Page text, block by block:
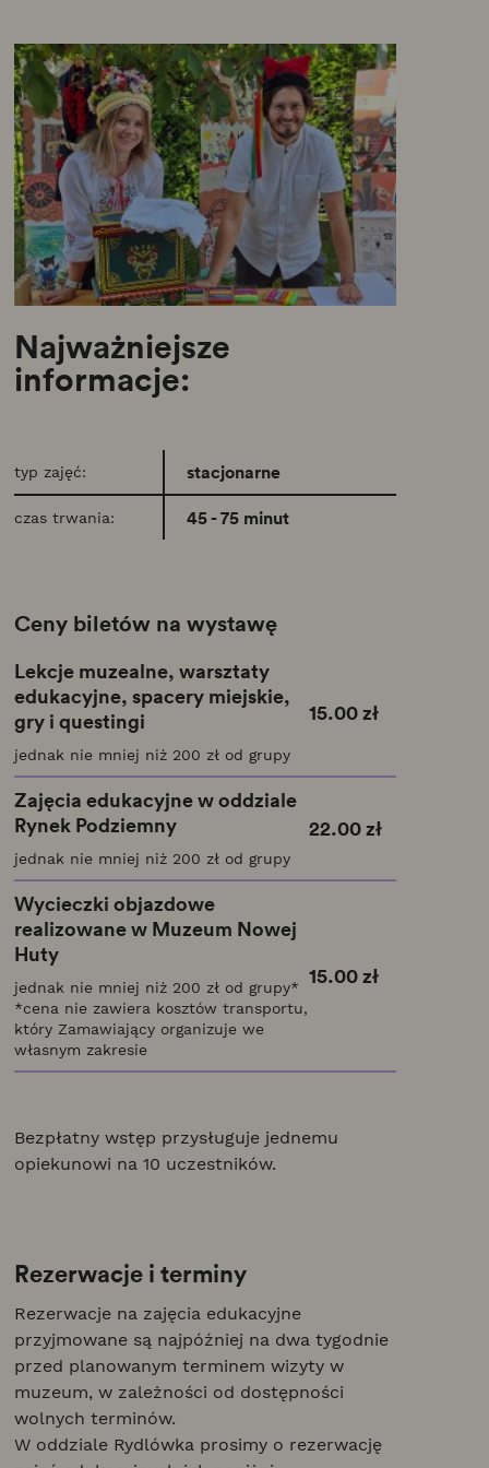
Najważniejsze
informacje:
typ zajęć: stacjonarne
czas trwania: 45 - 75 minut
Ceny biletów na wystawę
Lekcje muzealne, warsztaty
edukacyjne, spacery miejskie,
gry i questingi
jednak nie mniej niż 200 zł od grupy
15.00 zł
Zajęcia edukacyjne w oddziale
Rynek Podziemny
jednak nie mniej niż 200 zł od grupy
22.00 zł
Wycieczki objazdowe
realizowane w Muzeum Nowej
Huty
jednak nie mniej niż 200 zł od grupy*
*cena nie zawiera kosztów transportu,
który Zamawiający organizuje we
własnym zakresie
15.00 zł
Bezpłatny wstęp przysługuje jednemu
opiekunowi na 10 uczestników.
Rezerwacje i terminy
Rezerwacje na zajęcia edukacyjne
przyjmowane są najpóźniej na dwa tygodnie
przed planowanym terminem wizyty w
muzeum, w zależności od dostępności
wolnych terminów.
W oddziale Rydlówka prosimy o rezerwację